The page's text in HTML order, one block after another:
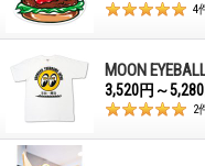
4
MOON
3,520円～
2